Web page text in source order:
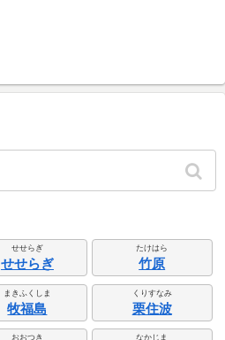
せせらぎ
せせらぎ
たけはら
竹原
まきふくしま
牧福島
くりすなみ
栗住波
おおつき なかじま